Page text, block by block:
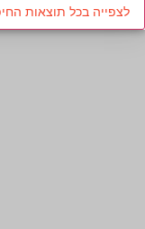
לצפייה בכל תוצאות